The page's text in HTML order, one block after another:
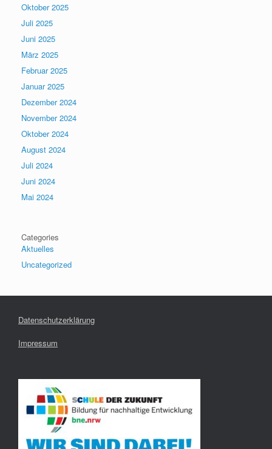
Oktober 2025
Juli 2025
Juni 2025
März 2025
Februar 2025
Januar 2025
Dezember 2024
November 2024
Oktober 2024
August 2024
Juli 2024
Juni 2024
Mai 2024
Categories
Aktuelles
Uncategorized
Datenschutzerklärung
Impressum